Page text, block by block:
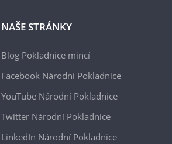
NAŠE STRÁNKY
Blog Pokladnice mincí
Facebook Národní Pokladnice
YouTube Národní Pokladnice
Twitter Národní Pokladnice
LinkedIn Národní Pokladnice